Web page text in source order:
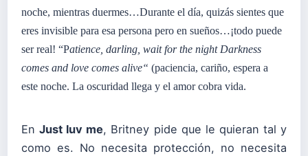
noche, mientras duermes…Durante el día, quizás sientes que
eres invisible para esa persona pero en sueños…¡todo puede
ser real! “Patience, darling, wait for the night Darkness
comes and love comes alive“ (paciencia, cariño, espera a
este noche. La oscuridad llega y el amor cobra vida.
EnJust luv me, Britney pide que le quieran tal y
como es. No necesita protección, no necesita